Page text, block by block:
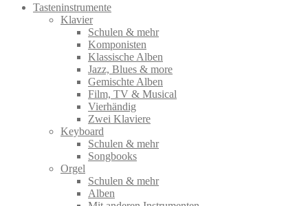
Tasteninstrumente
Klavier
Schulen & mehr
Komponisten
Klassische Alben
Jazz, Blues & more
Gemischte Alben
Film, TV & Musical
Vierhändig
Zwei Klaviere
Keyboard
Schulen & mehr
Songbooks
Orgel
Schulen & mehr
Alben